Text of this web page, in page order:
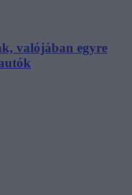
valójában egyre